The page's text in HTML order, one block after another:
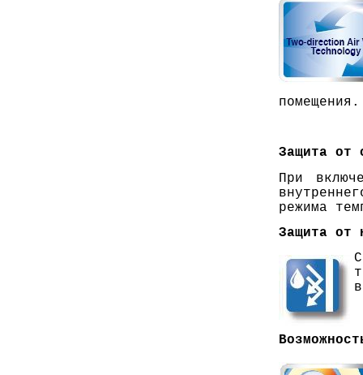
помещения.
Защита от
При
режима
Защита от